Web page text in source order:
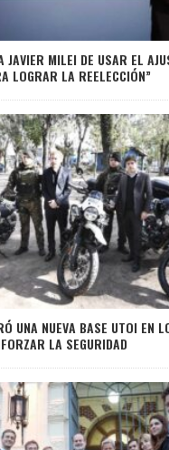
JAVIER MILEI DE USAR EL
LOGRAR LA REELECCIÓN”
UNA NUEVA BASE UTOI EN
LA SEGURIDAD